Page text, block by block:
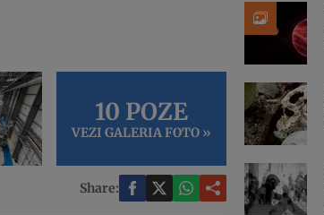
10 POZE
VEZI GALERIA FOTO »
Share: